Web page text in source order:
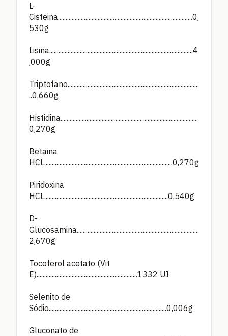
L-
Cisteina........................................................................................0,
530g
Lisina..............................................................................................4
,000g
Triptofano......................................................................................
..0,660g
Histidina..........................................................................................
0,270g
Betaina
HCL....................................................................................0,270g
Piridoxina
HCL.................................................................................0,540g
D-
Glucosamina................................................................................
2,670g
Tocoferol acetato (Vit
E)..................................................................1332 UI
Selenito de
Sódio.............................................................................0,006g
Gluconato de